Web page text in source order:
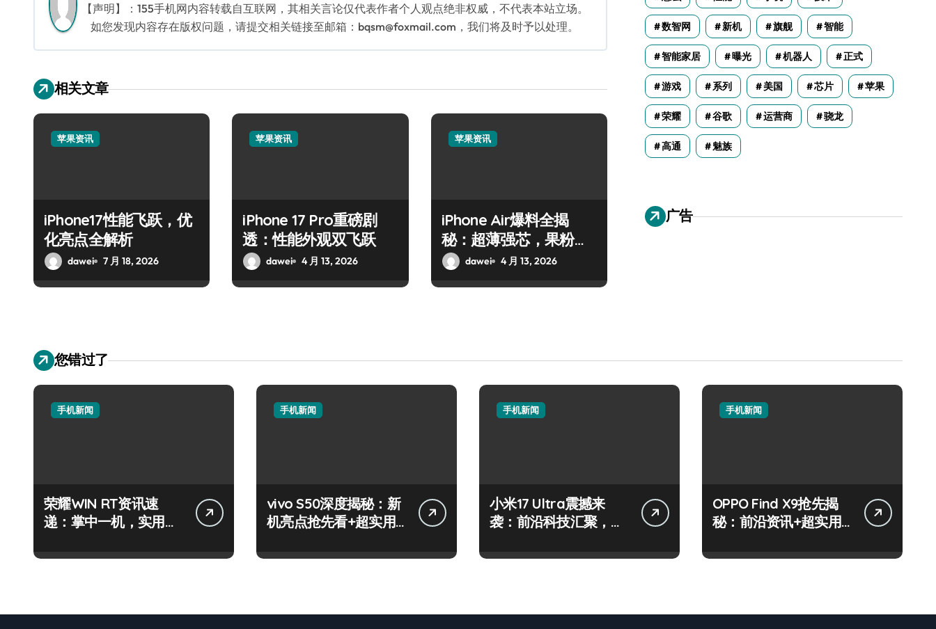
【声明】：155手机网内容转载自互联网，其相关言论仅代表作者个人观点绝非权威，不代表本站立场。
如您发现内容存在版权问题，请提交相关链接至邮箱：bqsm@foxmail.com，我们将及时予以处理。
相关文章
苹果资讯
iPhone17性能飞跃，优
化亮点全解析
dawei 7 月 18, 2026
苹果资讯
iPhone 17 Pro重磅剧
透：性能外观双飞跃
dawei 4 月 13, 2026
苹果资讯
iPhone Air爆料全揭
秘：超薄强芯，果粉狂
喜！dawei 4 月 13, 2026
数智网 新机 旗舰 智能
智能家居 曝光 机器人 正式
游戏 系列 美国 芯片 苹果
荣耀 谷歌 运营商 骁龙
高通 魅族
广告
您错过了
手机新闻
荣耀WIN RT资讯速
递：掌中一机，实用信
手机新闻
vivo S50深度揭秘：新
机亮点抢先看+超实用
手机新闻
小米17 Ultra震撼来
袭：前沿科技汇聚，重
手机新闻
OPPO Find X9抢先揭
秘：前沿资讯+超实用